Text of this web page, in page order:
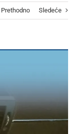
Prethodno Sledeće